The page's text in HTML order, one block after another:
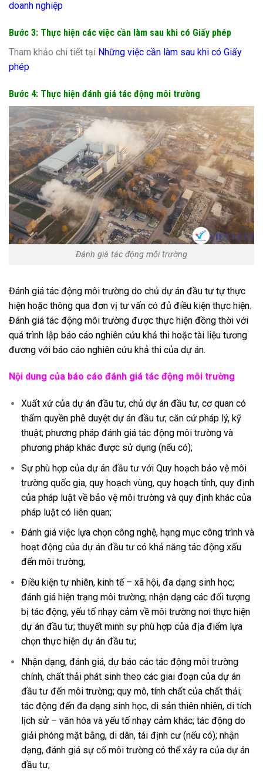
doanh nghiệp
Bước 3: Thực hiện các việc cần làm sau khi có Giấy phép
Tham khảo chi tiết tại Những việc cần làm sau khi có Giấy
phép
Bước 4: Thực hiện đánh giá tác động môi trường
Đánh giá tác động môi trường
Đánh giá tác động môi trường do chủ dự án đầu tư tự thực
hiện hoặc thông qua đơn vị tư vấn có đủ điều kiện thực hiện.
Đánh giá tác động môi trường được thực hiện đồng thời với
quá trình lập báo cáo nghiên cứu khả thi hoặc tài liệu tương
đương với báo cáo nghiên cứu khả thi của dự án.
Nội dung của báo cáo đánh giá tác động môi trường
Xuất xứ của dự án đầu tư, chủ dự án đầu tư, cơ quan có
thẩm quyền phê duyệt dự án đầu tư; căn cứ pháp lý, kỹ
thuật; phương pháp đánh giá tác động môi trường và
phương pháp khác được sử dụng (nếu có);
Sự phù hợp của dự án đầu tư với Quy hoạch bảo vệ môi
trường quốc gia, quy hoạch vùng, quy hoạch tỉnh, quy định
của pháp luật về bảo vệ môi trường và quy định khác của
pháp luật có liên quan;
Đánh giá việc lựa chọn công nghệ, hạng mục công trình và
hoạt động của dự án đầu tư có khả năng tác động xấu
đến môi trường;
Điều kiện tự nhiên, kinh tế – xã hội, đa dạng sinh học;
đánh giá hiện trạng môi trường; nhận dạng các đối tượng
bị tác động, yếu tố nhạy cảm về môi trường nơi thực hiện
dự án đầu tư; thuyết minh sự phù hợp của địa điểm lựa
chọn thực hiện dự án đầu tư;
Nhận dạng, đánh giá, dự báo các tác động môi trường
chính, chất thải phát sinh theo các giai đoạn của dự án
đầu tư đến môi trường; quy mô, tính chất của chất thải;
tác động đến đa dạng sinh học, di sản thiên nhiên, di tích
lịch sử – văn hóa và yếu tố nhạy cảm khác; tác động do
giải phóng mặt bằng, di dân, tái định cư (nếu có); nhận
dạng, đánh giá sự cố môi trường có thể xảy ra của dự án
đầu tư;